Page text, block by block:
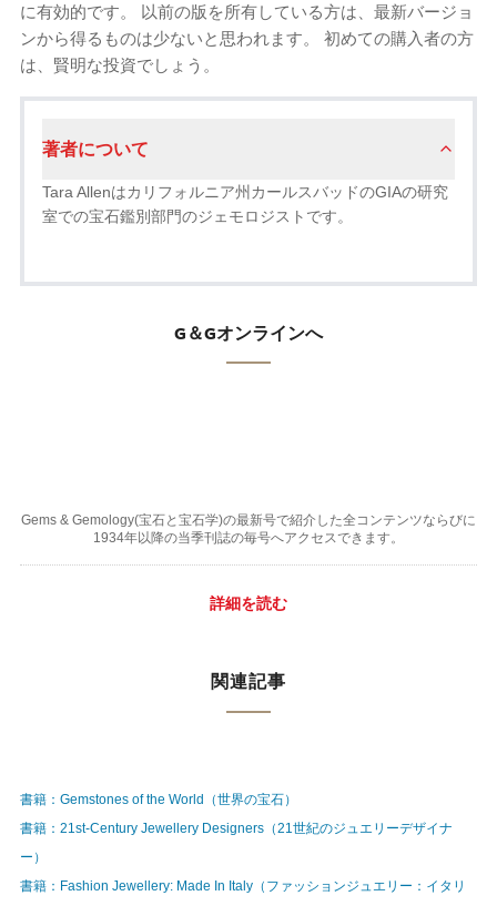
に有効的です。 以前の版を所有している方は、最新バージョ
ンから得るものは少ないと思われます。 初めての購入者の方
は、賢明な投資でしょう。
著者について
Tara Allenはカリフォルニア州カールスバッドのGIAの研究
室での宝石鑑別部門のジェモロジストです。
G＆Gオンラインへ
Gems & Gemology(宝石と宝石学)の最新号で紹介した全コンテンツならびに
1934年以降の当季刊誌の毎号へアクセスできます。
詳細を読む
関連記事
書籍：Gemstones of the World（世界の宝石）
書籍：21st-Century Jewellery Designers（21世紀のジュエリーデザイナ
ー）
書籍：Fashion Jewellery: Made In Italy（ファッションジュエリー：イタリ